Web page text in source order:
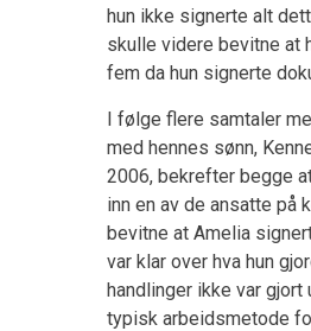
hun ikke signerte alt
skulle videre bevitne at
fem da hun signerte
I følge flere samtaler
med hennes sønn,
2006, bekrefter begge
inn en av de ansatte på
bevitne at Amelia
var klar over hva hun
handlinger ikke var
typisk arbeidsmetode